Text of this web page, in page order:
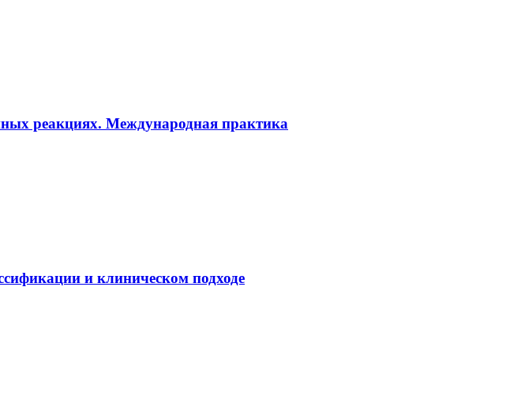
реакциях. Международная практика
и клиническом подходе